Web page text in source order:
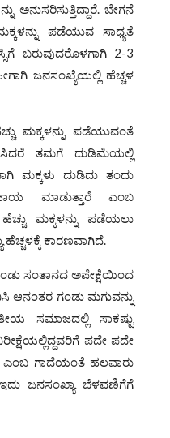
ಅನುಸರಿಸುತ್ತಿದ್ದಾರೆ. ಬೇಗನೆ
ಪಡೆಯುವ ಸಾಧ್ಯತೆ
ಬರುವುದರೊಳಗಾಗಿ 2-3
ಜನಸಂಖ್ಯೆಯಲ್ಲಿ ಹೆಚ್ಚಳ
ಮಕ್ಕಳನ್ನು ಪಡೆಯುವಂತೆ
ತಮಗೆ ದುಡಿಮೆಯಲ್ಲಿ
ಮಕ್ಕಳು ದುಡಿದು ತಂದು
ಮಾಡುತ್ತಾರೆ ಎಂಬ
ಮಕ್ಕಳನ್ನು ಪಡೆಯಲು
ಹೆಚ್ಚಳಕ್ಕೆ ಕಾರಣವಾಗಿದೆ.
ಸಂತಾನದ ಅಪೇಕ್ಷೆಯಿಂದ
ಆನಂತರ ಗಂಡು ಮಗುವನ್ನು
ಸಮಾಜದಲ್ಲಿ ಸಾಕಷ್ಟು
ಪದೇ ಪದೇ
ಎಂಬ ಗಾದೆಯಂತೆ ಹಲವಾರು
ಇದು ಜನಸಂಖ್ಯಾ ಬೆಳವಣಿಗೆಗೆ